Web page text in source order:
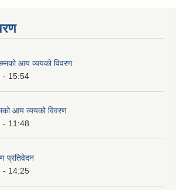
आय व्ययको विवरण
- 15:54
आय व्ययको विवरण
- 11:48
प्रतिवेदन
- 14:25